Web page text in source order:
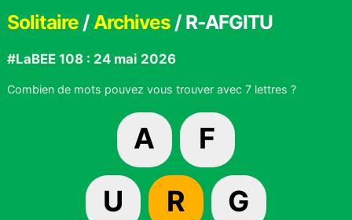
Solitaire/Archives/ R-AFGITU
#LaBEE 108 : 24 mai 2026
Combien de mots pouvez vous trouver avec 7 lettres ?
A
F
U
R
G